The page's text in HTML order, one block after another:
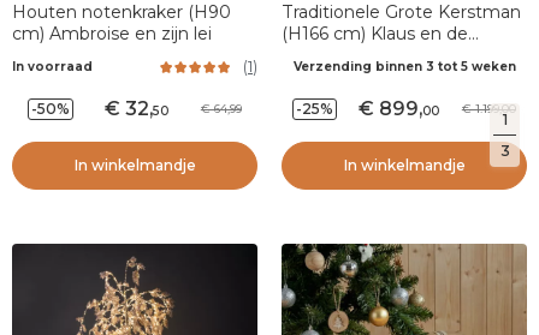
1
3
Houten notenkraker (H90
cm) Ambroise en zijn lei
In voorraad (1)
-50% 32,50 64,99
In winkelmandje
Traditionele Grote Kerstman
(H166 cm) Klaus en de
Verzending binnen 3 tot 5 weken
-25% 899,00 1.199,00
In winkelmandje